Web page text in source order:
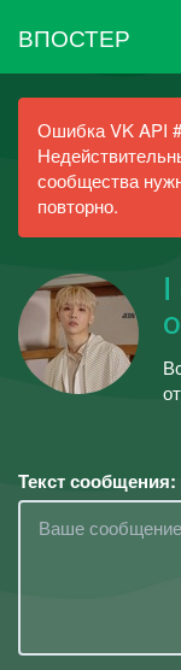
ВПОСТЕР
Ошибка VK API
сообщества
повторно.
Текст сообщения: